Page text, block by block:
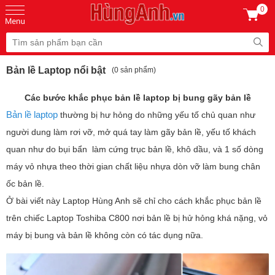
0
Bản lề Laptop nổi bật (0 sản phẩm)
Các bước khắc phục bản lề laptop bị bung gãy bản lề
Bản lề laptop thường bị hư hỏng do những yếu tố chủ quan như
người dung làm rơi vỡ, mở quá tay làm gãy bản lề, yếu tố khách
quan như do bụi bẩn làm cứng trục bản lề, khô dầu, và 1 số dòng
máy vỏ nhựa theo thời gian chất liệu nhựa dòn vỡ làm bung chân
ốc bản lề.
Ở bài viết này Laptop Hùng Anh sẽ chỉ cho cách khắc phục bản lề
trên chiếc Laptop Toshiba C800 nơi bản lề bị hử hỏng khá nặng, vỏ
máy bị bung và bản lề không còn có tác dụng nữa.